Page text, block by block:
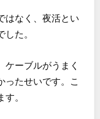
はなく、夜活とい
た。
ケーブルがうまく
ったせいです。こ
。